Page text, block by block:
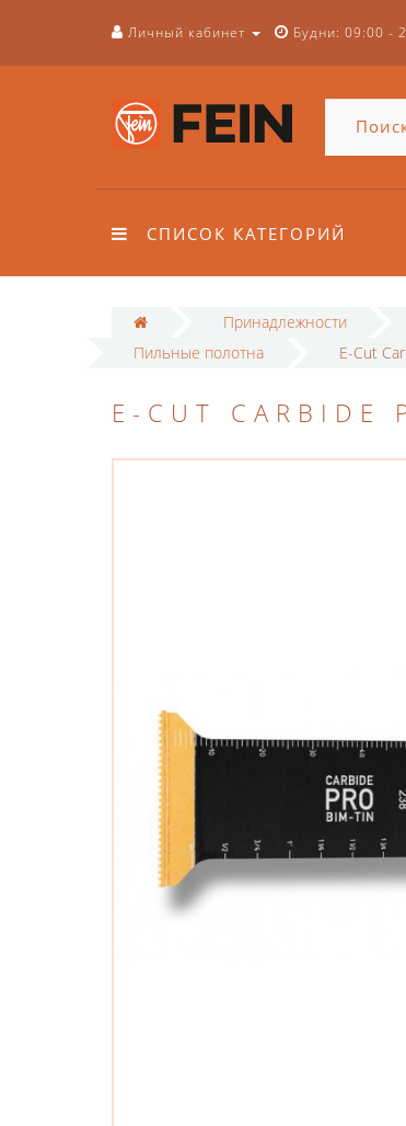
Личный кабинет Будни: 09:00 -
СПИСОК КАТЕГОРИЙ
Принадлежности
Пильные полотна
E-Cut
E-CUT CARBIDE